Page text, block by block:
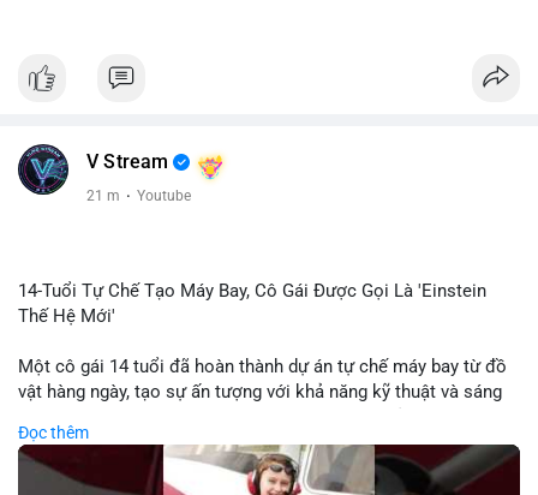
V Stream
21 m · Youtube
14-Tuổi Tự Chế Tạo Máy Bay, Cô Gái Được Gọi Là 'Einstein
Thế Hệ Mới'
Một cô gái 14 tuổi đã hoàn thành dự án tự chế máy bay từ đồ
vật hàng ngày, tạo sự ấn tượng với khả năng kỹ thuật và sáng
trình cô girl thiết kế, sản xuất và thử nghiệm máy bay, được
nhiều người so sánh với trí tuệ của Einstein. Thành tựu này
Đọc thêm